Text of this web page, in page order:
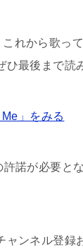
れから歌っ
最後まで読
」をみる
諾が必要と
ンネル登録